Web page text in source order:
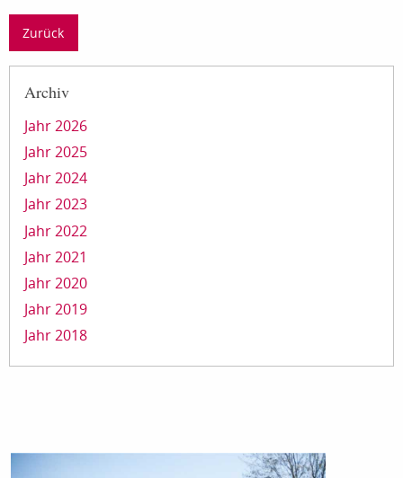
Zurück
Archiv
Jahr 2026
Jahr 2025
Jahr 2024
Jahr 2023
Jahr 2022
Jahr 2021
Jahr 2020
Jahr 2019
Jahr 2018